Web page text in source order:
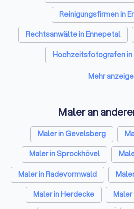
Bodenleger in
Reinigungsfirmen in
Rechtsanwälte in Ennepetal
Hochzeitsfotografen in
Solarteure in Ennepetal
Energieberater in
Fotografen in Ennepetal
Paartherapeuten in
Mehr
Maler an
Maler in Gevelsberg
Maler in Sprockhövel
Maler in Radevormwald
Maler in Herdecke